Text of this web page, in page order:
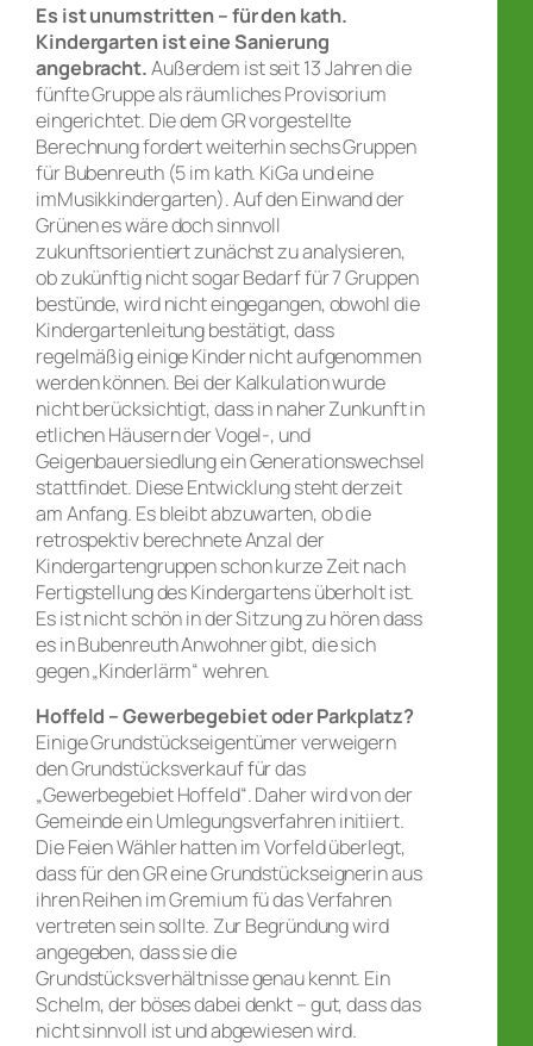
Es ist unumstritten – für den kath.
Kindergarten ist eine Sanierung
angebracht.Außerdem ist seit 13 Jahren die
fünfte Gruppe als räumliches Provisorium
eingerichtet. Die dem GR vorgestellte
Berechnung fordert weiterhin sechs Gruppen
für Bubenreuth (5 im kath. KiGa und eine
imMusikkindergarten). Auf den Einwand der
Grünen es wäre doch sinnvoll
zukunftsorientiert zunächst zu analysieren,
ob zukünftig nicht sogar Bedarf für 7 Gruppen
bestünde, wird nicht eingegangen, obwohl die
Kindergartenleitung bestätigt, dass
regelmäßig einige Kinder nicht aufgenommen
werden können. Bei der Kalkulation wurde
nicht berücksichtigt, dass in naher Zunkunft in
etlichen Häusern der Vogel-, und
Geigenbauersiedlung ein Generationswechsel
stattfindet. Diese Entwicklung steht derzeit
am Anfang. Es bleibt abzuwarten, ob die
retrospektiv berechnete Anzal der
Kindergartengruppen schon kurze Zeit nach
Fertigstellung des Kindergartens überholt ist.
Es ist nicht schön in der Sitzung zu hören dass
es in Bubenreuth Anwohner gibt, die sich
gegen „Kinderlärm“ wehren.
Hoffeld – Gewerbegebiet oder Parkplatz?
Einige Grundstückseigentümer verweigern
den Grundstücksverkauf für das
„Gewerbegebiet Hoffeld“. Daher wird von der
Gemeinde ein Umlegungsverfahren initiiert.
Die Feien Wähler hatten im Vorfeld überlegt,
dass für den GR eine Grundstückseignerin aus
ihren Reihen im Gremium fü das Verfahren
vertreten sein sollte. Zur Begründung wird
angegeben, dass sie die
Grundstücksverhältnisse genau kennt. Ein
Schelm, der böses dabei denkt – gut, dass das
nicht sinnvoll ist und abgewiesen wird.